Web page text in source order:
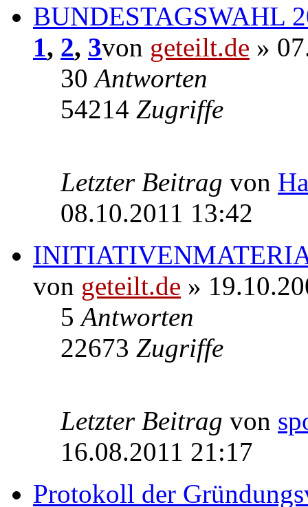
BUNDESTAGSWAHL
1, 2, 3von geteilt.de »
30Antworten
54214 Zugriffe
Letzter Beitrag von
08.10.2011 13:42
von geteilt.de »
5Antworten
22673 Zugriffe
Letzter Beitrag von
16.08.2011 21:17
Protokoll der